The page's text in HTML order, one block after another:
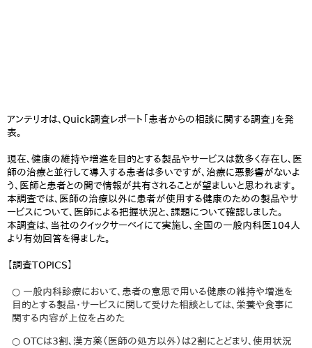
アンテリオは、Quick調査レポート「患者からの相談に関する調査」を発
表。
現在、健康の維持や増進を目的とする製品やサービスは数多く存在し、医
師の治療と並行して導入する患者は多いですが、治療に悪影響がないよ
う、医師と患者との間で情報が共有されることが望ましいと思われます。
本調査では、医師の治療以外に患者が使用する健康のための製品やサ
ービスについて、医師による把握状況と、課題について確認しました。
本調査は、当社のクイックサーベイにて実施し、全国の一般内科医104人
より有効回答を得ました。
【調査TOPICS】
○ 一般内科診療において、患者の意思で用いる健康の維持や増進を
目的とする製品・サービスに関して受けた相談としては、栄養や食事に
関する内容が上位を占めた
○ OTCは3割、漢方薬（医師の処方以外）は2割にとどまり、使用状況